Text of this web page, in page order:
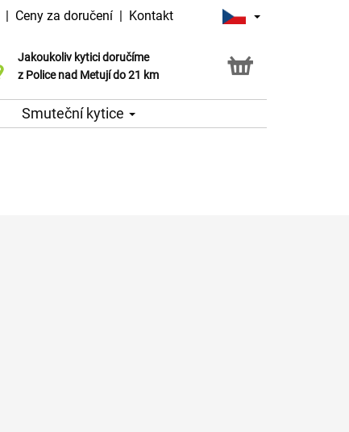
| Ceny za doručení | Kontakt
Jakoukoliv kytici doručíme
z Police nad Metují do 21 km
Možnost vyzvednout v naší květince
Smuteční kytice